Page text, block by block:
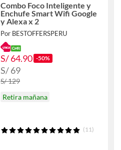
Combo Foco Inteligente y
Enchufe Smart Wifi Google
y Alexa x 2
Por BESTOFFERSPERU
S/ 64.90 -50%
S/ 69
S/ 129
Retira mañana
(11)